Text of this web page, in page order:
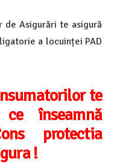
de Asigurări te asigură
a locuinței PAD
te
înseamnă
protectia
!